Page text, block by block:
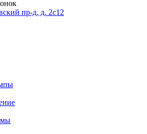
пр-д, д. 2с12